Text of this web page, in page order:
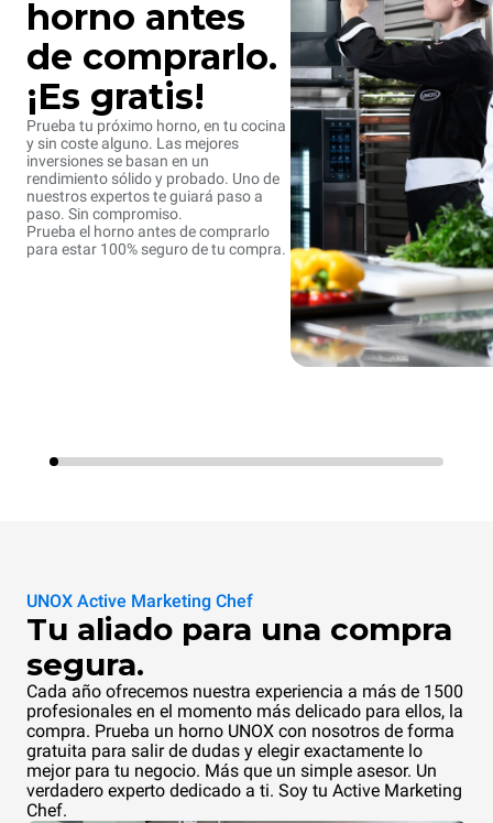
horno antes
de comprarlo.
¡Es gratis!
Prueba tu próximo horno, en tu cocina
y sin coste alguno. Las mejores
inversiones se basan en un
rendimiento sólido y probado. Uno de
nuestros expertos te guiará paso a
paso. Sin compromiso.
Prueba el horno antes de comprarlo
para estar 100% seguro de tu compra.
UNOX Active Marketing Chef
Tu aliado para una compra
segura.
Cada año ofrecemos nuestra experiencia a más de 1500
profesionales en el momento más delicado para ellos, la
compra. Prueba un horno UNOX con nosotros de forma
gratuita para salir de dudas y elegir exactamente lo
mejor para tu negocio. Más que un simple asesor. Un
verdadero experto dedicado a ti. Soy tu Active Marketing
Chef.